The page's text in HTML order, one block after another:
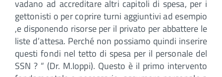
vadano ad accreditare altri capitoli di spesa, per i
gettonisti o per coprire turni aggiuntivi ad esempio
,e disponendo risorse per il privato per abbattere le
liste d’attesa. Perché non possiamo quindi inserire
questi fondi nel tetto di spesa per il personale del
SSN ? “ (Dr. M.Ioppi). Questo è il primo intervento